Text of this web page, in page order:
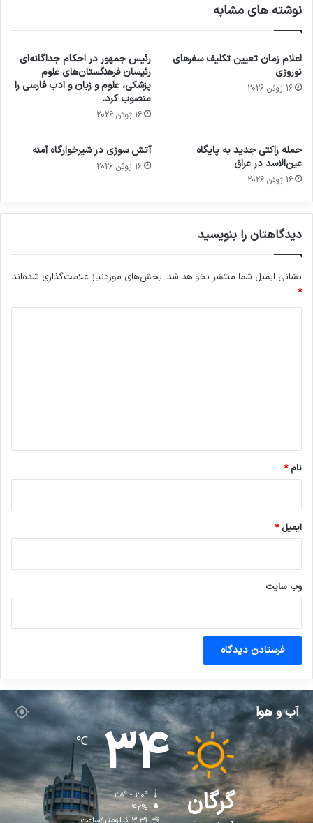
نوشته های مشابه
اعلام زمان تعیین تکلیف سفرهای
نوروزی
16 ژوئن 2026
رئیس جمهور در احکام جداگانه‌ای
رئیسان فرهنگستان‌های علوم
پزشکی، علوم و زبان و ادب فارسی را
منصوب کرد.
16 ژوئن 2026
حمله راکتی جدید به پایگاه
عین‌الاسد در عراق
16 ژوئن 2026
آتش سوزی در شیرخوارگاه آمنه
16 ژوئن 2026
دیدگاهتان را بنویسید
نشانی ایمیل شما منتشر نخواهد شد. بخش‌های موردنیاز علامت‌گذاری شده‌اند
*
نام*
ایمیل*
وب‌ سایت
آب و هوا
گرگان
34
℃
38º - 30º
42%
3.31 کیلومتر/ساعت